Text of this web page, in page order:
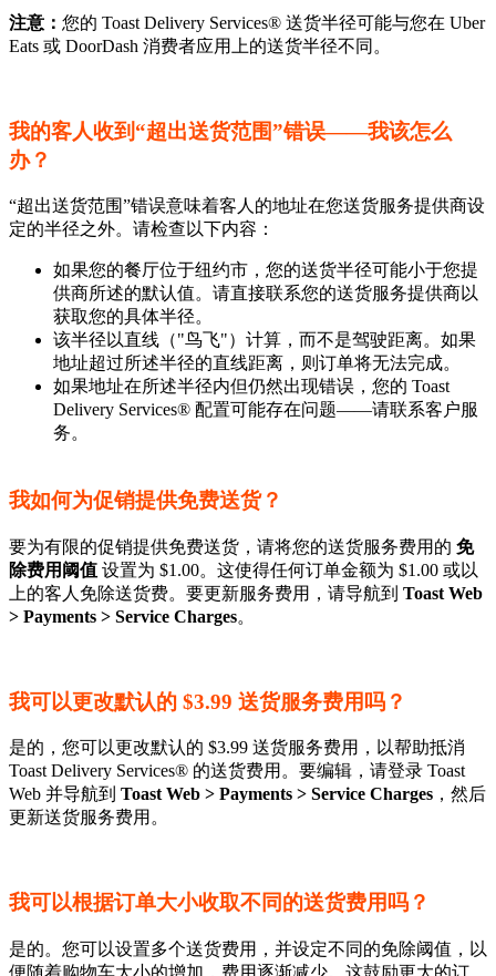
注意： 您的 Toast Delivery Services® 送货半径可能与您在 Uber
Eats 或 DoorDash 消费者应用上的送货半径不同。
我的客人收到“超出送货范围”错误——我该怎么
办？
“超出送货范围”错误意味着客人的地址在您送货服务提供商设
定的半径之外。请检查以下内容：
如果您的餐厅位于纽约市，您的送货半径可能小于您提
供商所述的默认值。请直接联系您的送货服务提供商以
获取您的具体半径。
该半径以直线（"鸟飞"）计算，而不是驾驶距离。如果
地址超过所述半径的直线距离，则订单将无法完成。
如果地址在所述半径内但仍然出现错误，您的 Toast
Delivery Services® 配置可能存在问题——请联系客户服
务。
我如何为促销提供免费送货？
要为有限的促销提供免费送货，请将您的送货服务费用的 免
除费用阈值 设置为 $1.00。这使得任何订单金额为 $1.00 或以
上的客人免除送货费。要更新服务费用，请导航到 Toast Web
> Payments > Service Charges。
我可以更改默认的 $3.99 送货服务费用吗？
是的，您可以更改默认的 $3.99 送货服务费用，以帮助抵消
Toast Delivery Services® 的送货费用。要编辑，请登录 Toast
Web 并导航到 Toast Web > Payments > Service Charges ，然后
更新送货服务费用。
我可以根据订单大小收取不同的送货费用吗？
是的。您可以设置多个送货费用，并设定不同的免除阈值，以
便随着购物车大小的增加，费用逐渐减少。这鼓励更大的订